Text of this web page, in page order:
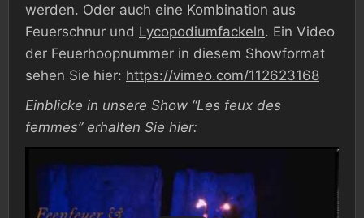
werden. Oder auch eine Kombination aus
Feuerschnur und Lycopodiumfackeln. Ein Video
der Feuerhoopnummer in diesem Showformat
sehen Sie hier: https://vimeo.com/112623168
Einblicke in unsere Show “Les feux des
femmes” erhalten Sie hier: